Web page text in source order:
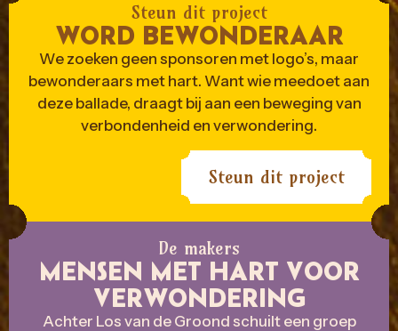
Steun dit project
WORD BEWONDERAAR
We zoeken geen sponsoren met logo’s, maar
bewonderaars met hart. Want wie meedoet aan
deze ballade, draagt bij aan een beweging van
verbondenheid en verwondering.
Steun dit project
De makers
MENSEN MET HART VOOR
VERWONDERING
Achter Los van de Groond schuilt een groep